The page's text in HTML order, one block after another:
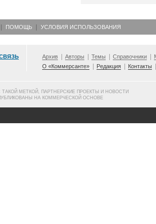
ПОМОЩЬ УСЛОВИЯ ИСПОЛЬЗОВАНИЯ
Архив Авторы Темы Справочники
О «Коммерсанте»
Редакция Контакты
ТАКОЙ МЕТКОЙ, ПАРТНЕРСКИЕ ПРОЕКТЫ И НОВОСТИ
НА КОММЕРЧЕСКОЙ ОСНОВЕ